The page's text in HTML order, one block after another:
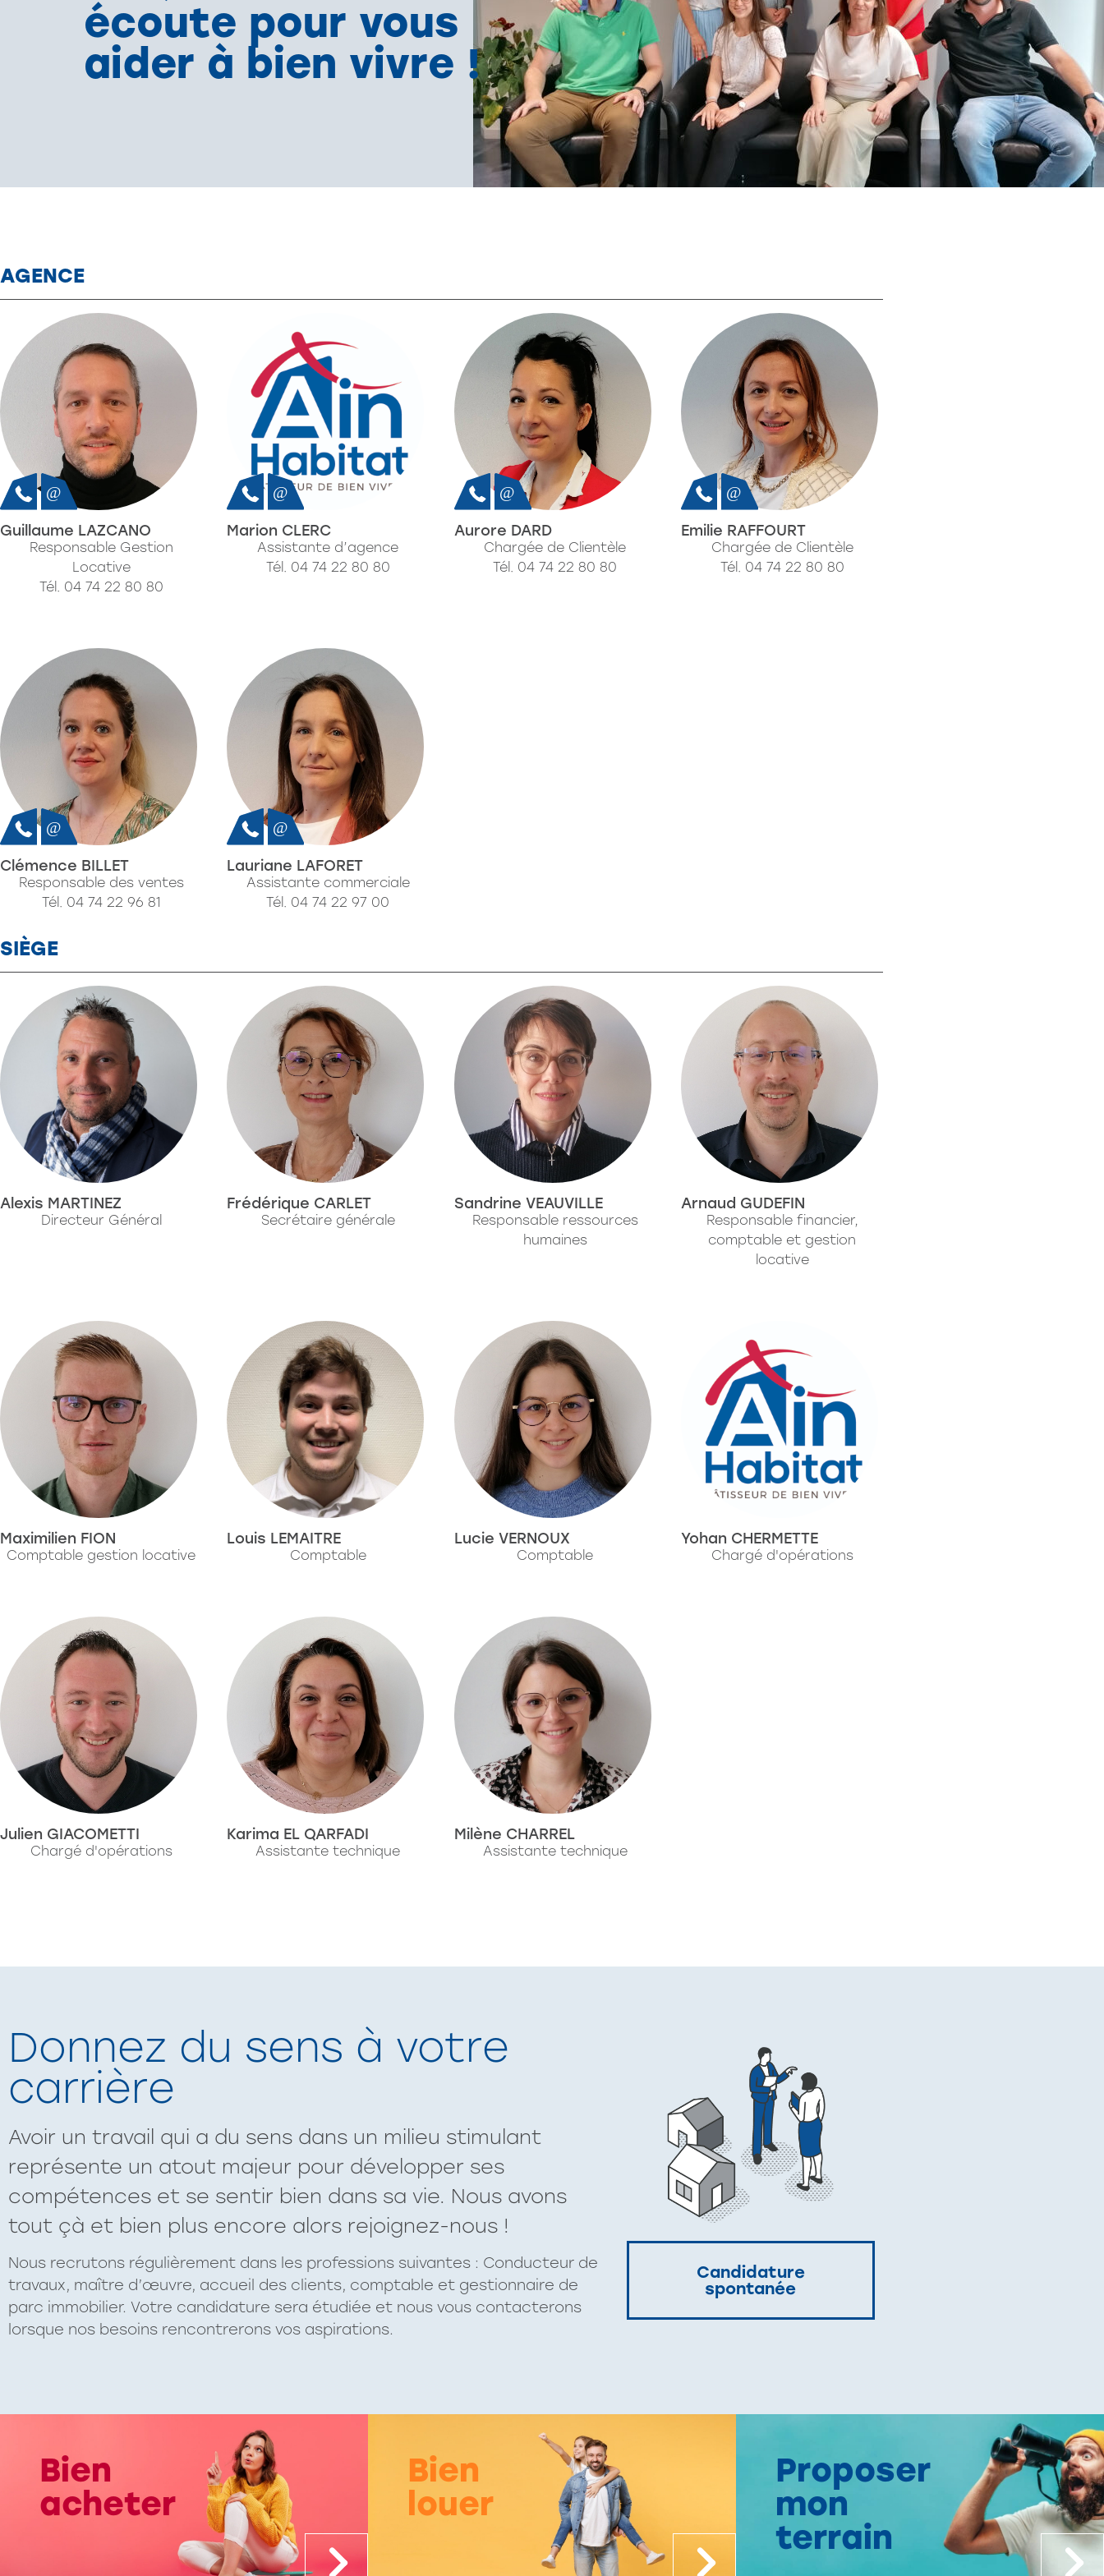
Nos références
Voir tous les programmes
écoute pour vous
aider à bien vivre !
AGENCE
Guillaume LAZCANO
Responsable Gestion
Locative
Tél. 04 74 22 80 80
Marion CLERC
Assistante d’agence
Tél. 04 74 22 80 80
Aurore DARD
Chargée de Clientèle
Tél. 04 74 22 80 80
Emilie RAFFOURT
Chargée de Clientèle
Tél. 04 74 22 80 80
Clémence BILLET
Responsable des ventes
Tél. 04 74 22 96 81
Lauriane LAFORET
Assistante commerciale
Tél. 04 74 22 97 00
SIÈGE
Alexis MARTINEZ
Directeur Général
Frédérique CARLET
Secrétaire générale
Sandrine VEAUVILLE
Responsable ressources
humaines
Arnaud GUDEFIN
Responsable financier,
comptable et gestion
locative
Maximilien FION
Comptable gestion locative
Louis LEMAITRE
Comptable
Lucie VERNOUX
Comptable
Yohan CHERMETTE
Chargé d'opérations
Julien GIACOMETTI
Chargé d'opérations
Karima EL QARFADI
Assistante technique
Milène CHARREL
Assistante technique
Donnez du sens à votre
carrière
Avoir un travail qui a du sens dans un milieu stimulant
représente un atout majeur pour développer ses
compétences et se sentir bien dans sa vie. Nous avons
tout çà et bien plus encore alors rejoignez-nous !
Nous recrutons régulièrement dans les professions suivantes : Conducteur de
travaux, maître d’œuvre, accueil des clients, comptable et gestionnaire de
parc immobilier. Votre candidature sera étudiée et nous vous contacterons
lorsque nos besoins rencontrerons vos aspirations.
Candidature
spontanée
Bien
acheter
Bien
louer
Proposer
mon
terrain